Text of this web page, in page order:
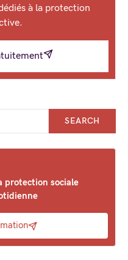
à la protection
SEARCH
protection sociale